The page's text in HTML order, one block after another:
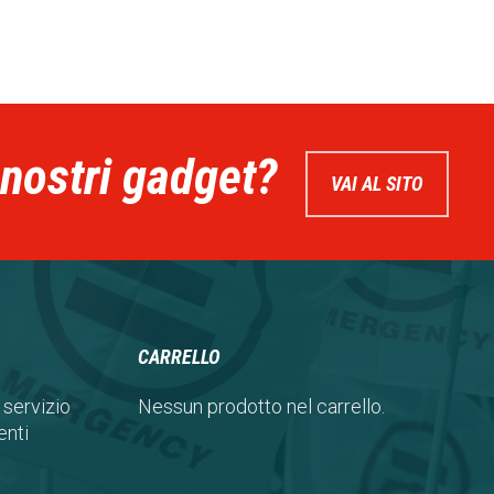
gadget? VAI AL SITO
CARRELLO
Nessun prodotto nel carrello.